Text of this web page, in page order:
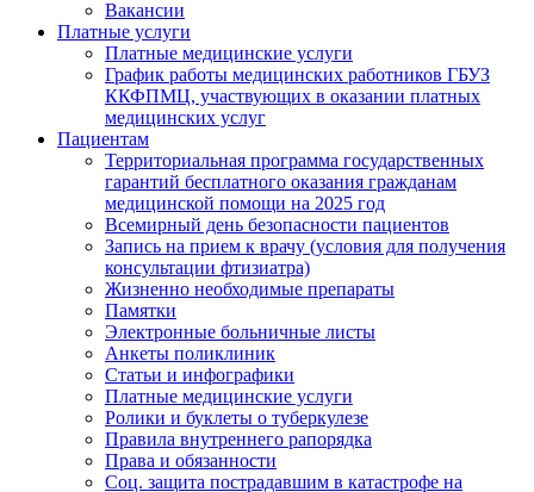
Вакансии
Платные услуги
Платные медицинские услуги
График работы медицинских работников ГБУЗ
ККФПМЦ, участвующих в оказании платных
медицинских услуг
Пациентам
Территориальная программа государственных
гарантий бесплатного оказания гражданам
медицинской помощи на 2025 год
Всемирный день безопасности пациентов
Запись на прием к врачу (условия для получения
консультации фтизиатра)
Жизненно необходимые препараты
Памятки
Электронные больничные листы
Анкеты поликлиник
Статьи и инфографики
Платные медицинские услуги
Ролики и буклеты о туберкулезе
Правила внутреннего рапорядка
Права и обязанности
Соц. защита пострадавшим в катастрофе на